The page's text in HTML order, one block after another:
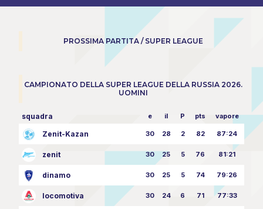
PROSSIMA PARTITA / SUPER LEAGUE
CAMPIONATO DELLA SUPER LEAGUE DELLA RUSSIA 2026.
UOMINI
squadra e il P pts vapore
Zenit-Kazan 30 28 2 82 87:24
zenit 30 25 5 76 81:21
dinamo 30 25 5 74 79:26
locomotiva 30 24 6 71 77:33